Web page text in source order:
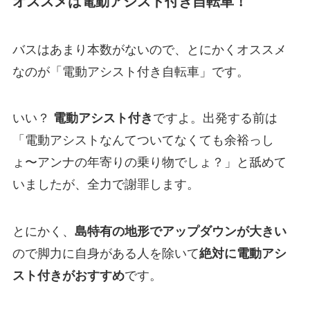
バスはあまり本数がないので、とにかくオススメ
なのが「電動アシスト付き自転車」です。
いい？ 電動アシスト付き ですよ。出発する前は
「電動アシストなんてついてなくても余裕っし
ょ〜アンナの年寄りの乗り物でしょ？」と舐めて
いましたが、全力で謝罪します。
とにかく、 島特有の地形でアップダウンが大きい
ので脚力に自身がある人を除いて絶対に電動アシ
スト付きがおすすめです。